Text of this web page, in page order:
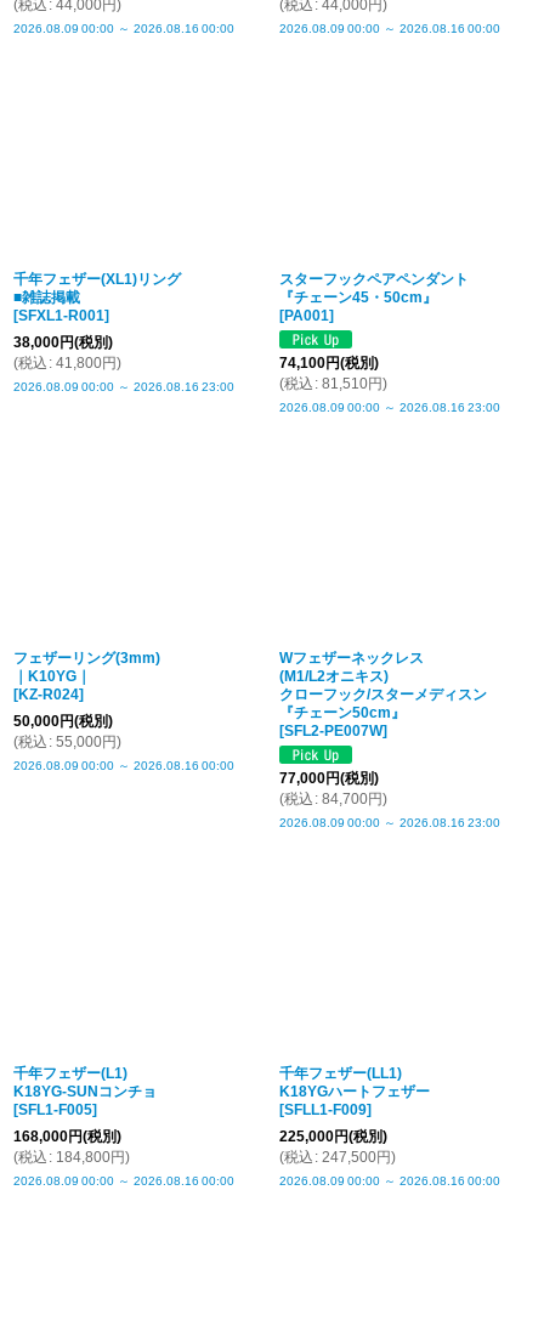
(税込 : 44,000円 )
2026.08.09 00:00 ～ 2026.08.16 00:00
(税込 : 44,000円 )
2026.08.09 00:00 ～ 2026.08.16 00:00
千年フェザー(XL1)リング
■雑誌掲載
[SFXL1-R001]
38,000円(税別)
(税込 : 41,800円)
2026.08.09 00:00 ～ 2026.08.16 23:00
スターフックペアペンダント
『チェーン45・50cm』
[PA001]
74,100円(税別)
(税込 : 81,510円)
2026.08.09 00:00 ～ 2026.08.16 23:00
フェザーリング(3mm)
｜K10YG｜
[KZ-R024]
50,000円(税別)
(税込 : 55,000円)
2026.08.09 00:00 ～ 2026.08.16 00:00
Wフェザーネックレス
(M1/L2オニキス)
クローフック/スターメディスン
『チェーン50cm』
[SFL2-PE007W]
77,000円(税別)
(税込 : 84,700円)
2026.08.09 00:00 ～ 2026.08.16 23:00
千年フェザー(L1)
K18YG-SUNコンチョ
[SFL1-F005]
168,000円(税別)
(税込 : 184,800円)
2026.08.09 00:00 ～ 2026.08.16 00:00
千年フェザー(LL1)
K18YGハートフェザー
[SFLL1-F009]
225,000円(税別)
(税込 : 247,500円)
2026.08.09 00:00 ～ 2026.08.16 00:00